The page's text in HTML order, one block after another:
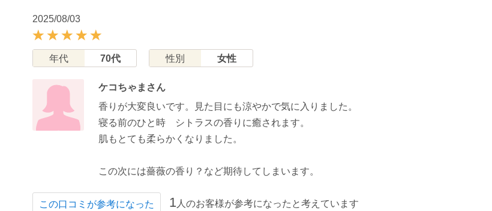
2025/08/03
年代 70代 性別 女性
ケコちゃまさん
香りが大変良いです。見た目にも涼やかで気に入りました。
寝る前のひと時 シトラスの香りに癒されます。
肌もとても柔らかくなりました。
この次には薔薇の香り？など期待してしまいます。
この口コミが参考になった 1 人のお客様が参考になったと考えています